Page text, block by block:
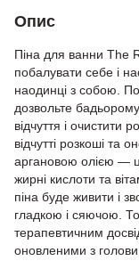
Опис
Піна для ванни The
побалувати себе і
наодинці з собою.
дозвольте
відчуття і
відчутті розкоші та
аргановою олією —
жирні кислоти та
піна буде живити і
гладкою і сяючою.
терапевтичним
оновленими з голови